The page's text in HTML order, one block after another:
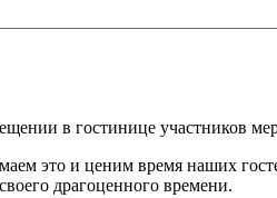
в гостинице участников
это и ценим время наших
драгоценного времени.